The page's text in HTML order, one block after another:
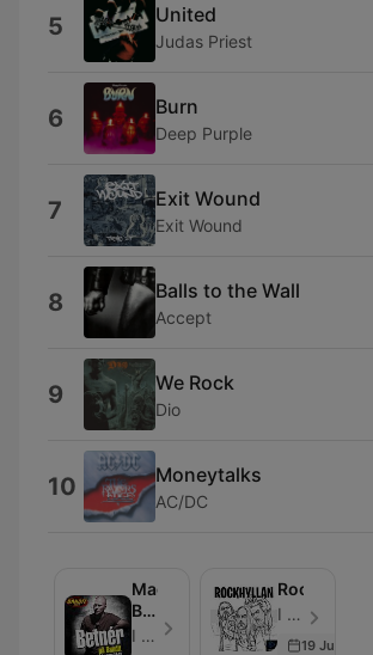
5 United
Judas Priest
6 Burn
Deep Purple
7 Exit Wound
Exit Wound
8 Balls to the Wall
Accept
9 We Rock
Dio
10 Moneytalks
AC/DC
Magnus
Betnér
Podcast
I LIKE RADIO - Episodio 29
Rockhyllan
I LIKE RADIO - Episodio 187
19 Jun 2026